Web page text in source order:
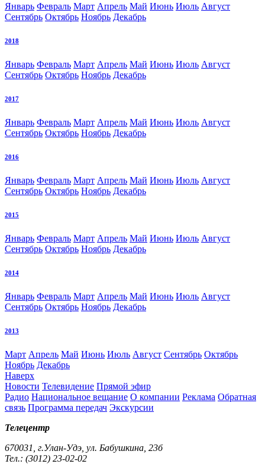
Январь Февраль Март Апрель Май Июнь Июль Август
Сентябрь Октябрь Ноябрь Декабрь
2018
Январь Февраль Март Апрель Май Июнь Июль Август
Сентябрь Октябрь Ноябрь Декабрь
2017
Январь Февраль Март Апрель Май Июнь Июль Август
Сентябрь Октябрь Ноябрь Декабрь
2016
Январь Февраль Март Апрель Май Июнь Июль Август
Сентябрь Октябрь Ноябрь Декабрь
2015
Январь Февраль Март Апрель Май Июнь Июль Август
Сентябрь Октябрь Ноябрь Декабрь
2014
Январь Февраль Март Апрель Май Июнь Июль Август
Сентябрь Октябрь Ноябрь Декабрь
2013
Март Апрель Май Июнь Июль Август Сентябрь Октябрь
Ноябрь Декабрь
Наверх
Новости Телевидение Прямой эфир
Радио Национальное вещание О компании Реклама Обратная
связь Программа передач Экскурсии
Телецентр
670031, г.Улан-Удэ, ул. Бабушкина, 23б
Тел.: (3012) 23-02-02